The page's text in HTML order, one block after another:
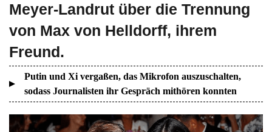
Meyer-Landrut über die Trennung
von Max von Helldorff, ihrem
Freund.
Putin und Xi vergaßen, das Mikrofon auszuschalten,
sodass Journalisten ihr Gespräch mithören konnten